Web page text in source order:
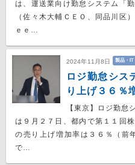
は、運送業向け勤怠システム「
（佐々木大輔ＣＥＯ、同品川区
ｅｅ…
2024年11月8日 製品・IT
ロジ勤怠シ
り上げ３６％
【東京】ロジ勤怠
は９月２７日、都内で第１１回
の売り上げ増加率は３６％（前
で…